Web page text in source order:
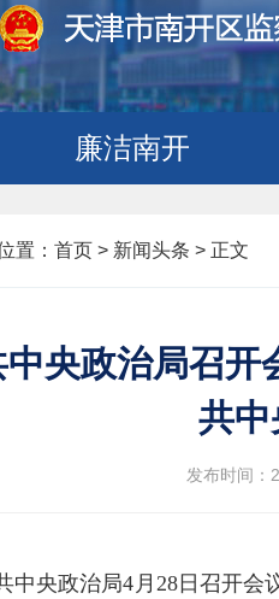
廉洁南开
置： 首页 > 新闻头条 > 正文
中央政治局召开
共中
发布时间：
中央政治局4月28日召开会